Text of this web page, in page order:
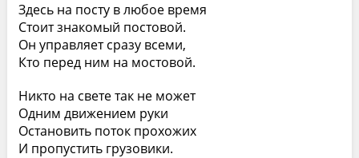
Здесь на посту в любое время
Стоит знакомый постовой.
Он управляет сразу всеми,
Кто перед ним на мостовой.
Никто на свете так не может
Одним движением руки
Остановить поток прохожих
И пропустить грузовики.